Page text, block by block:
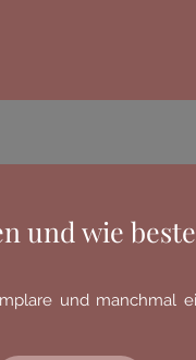
und wie
und manchmal